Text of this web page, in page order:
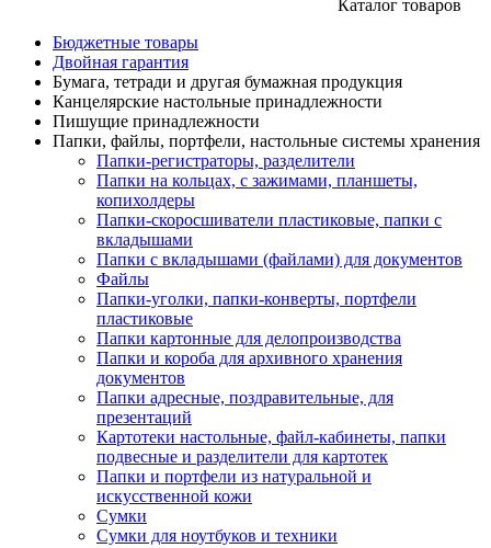
Каталог товаров
Бюджетные товары
Двойная гарантия
Бумага, тетради и другая бумажная продукция
Канцелярские настольные принадлежности
Пишущие принадлежности
Папки, файлы, портфели, настольные системы хранения
Папки-регистраторы, разделители
Папки на кольцах, с зажимами, планшеты,
копихолдеры
Папки-скоросшиватели пластиковые, папки с
вкладышами
Папки с вкладышами (файлами) для документов
Файлы
Папки-уголки, папки-конверты, портфели
пластиковые
Папки картонные для делопроизводства
Папки и короба для архивного хранения
документов
Папки адресные, поздравительные, для
презентаций
Картотеки настольные, файл-кабинеты, папки
подвесные и разделители для картотек
Папки и портфели из натуральной и
искусственной кожи
Сумки
Сумки для ноутбуков и техники